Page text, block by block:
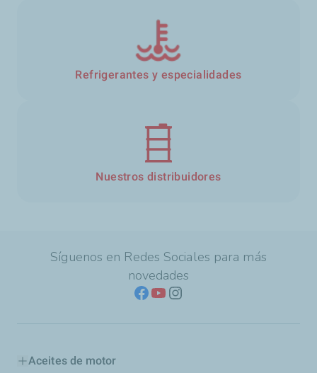
Refrigerantes y especialidades
Nuestros distribuidores
Síguenos en Redes Sociales para más
novedades
Aceites de motor